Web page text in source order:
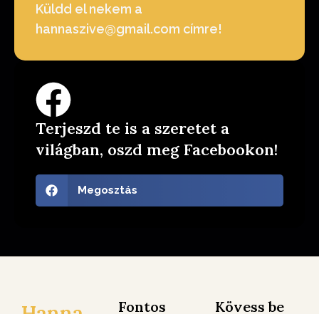
Küldd el nekem a
hannaszive@gmail.com címre!
Terjeszd te is a szeretet a
világban, oszd meg Facebookon!
Megosztás
Fontos
Kövess be